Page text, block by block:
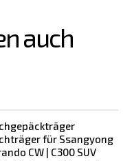
auch
für Ssangyong
CW | C300 SUV